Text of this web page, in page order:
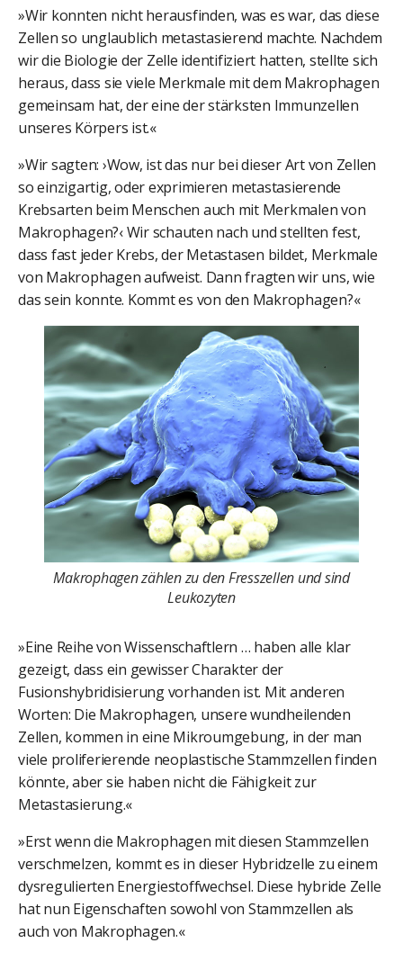
»Wir konnten nicht herausfinden, was es war, das diese
Zellen so unglaublich metastasierend machte. Nachdem
wir die Biologie der Zelle identifiziert hatten, stellte sich
heraus, dass sie viele Merkmale mit dem Makrophagen
gemeinsam hat, der eine der stärksten Immunzellen
unseres Körpers ist.«
»Wir sagten: ›Wow, ist das nur bei dieser Art von Zellen
so einzigartig, oder exprimieren metastasierende
Krebsarten beim Menschen auch mit Merkmalen von
Makrophagen?‹ Wir schauten nach und stellten fest,
dass fast jeder Krebs, der Metastasen bildet, Merkmale
von Makrophagen aufweist. Dann fragten wir uns, wie
das sein konnte. Kommt es von den Makrophagen?«
Makrophagen zählen zu den Fresszellen und sind
Leukozyten
»Eine Reihe von Wissenschaftlern … haben alle klar
gezeigt, dass ein gewisser Charakter der
Fusionshybridisierung vorhanden ist. Mit anderen
Worten: Die Makrophagen, unsere wundheilenden
Zellen, kommen in eine Mikroumgebung, in der man
viele proliferierende neoplastische Stammzellen finden
könnte, aber sie haben nicht die Fähigkeit zur
Metastasierung.«
»Erst wenn die Makrophagen mit diesen Stammzellen
verschmelzen, kommt es in dieser Hybridzelle zu einem
dysregulierten Energiestoffwechsel. Diese hybride Zelle
hat nun Eigenschaften sowohl von Stammzellen als
auch von Makrophagen.«